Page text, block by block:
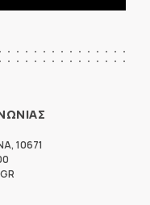
, 10671